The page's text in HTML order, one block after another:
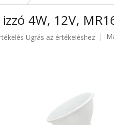
izzó 4W, 12V,
Ugrás az értékeléshez